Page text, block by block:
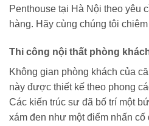
Penthouse tại Hà Nội theo yêu
hàng. Hãy cùng chúng tôi
Thi công nội thất phòng
Không gian phòng khách của
này được thiết kế theo phong
Các kiến trúc sư đã bố trí một
xám đen như một điểm nhấn